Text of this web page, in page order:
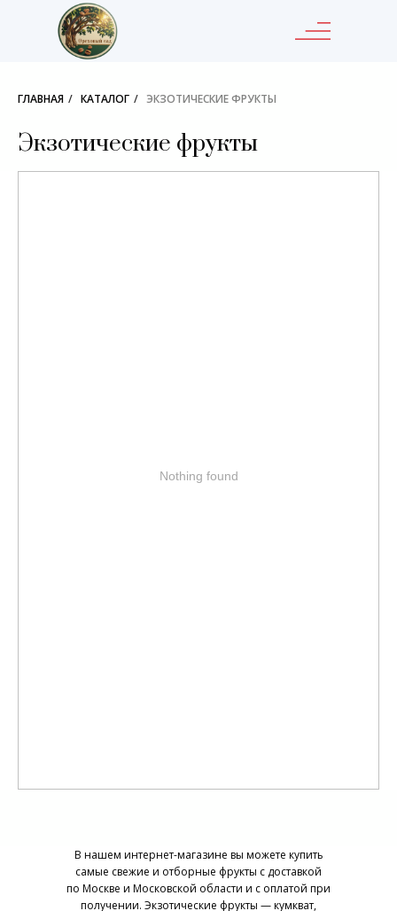
ГЛАВНАЯ / КАТАЛОГ / ЭКЗОТИЧЕСКИЕ ФРУКТЫ
Экзотические фрукты
Nothing found
В нашем интернет-магазине вы можете купить
самые свежие и отборные фрукты с доставкой
по Москве и Московской области и с оплатой при
получении. Экзотические фрукты — кумкват,